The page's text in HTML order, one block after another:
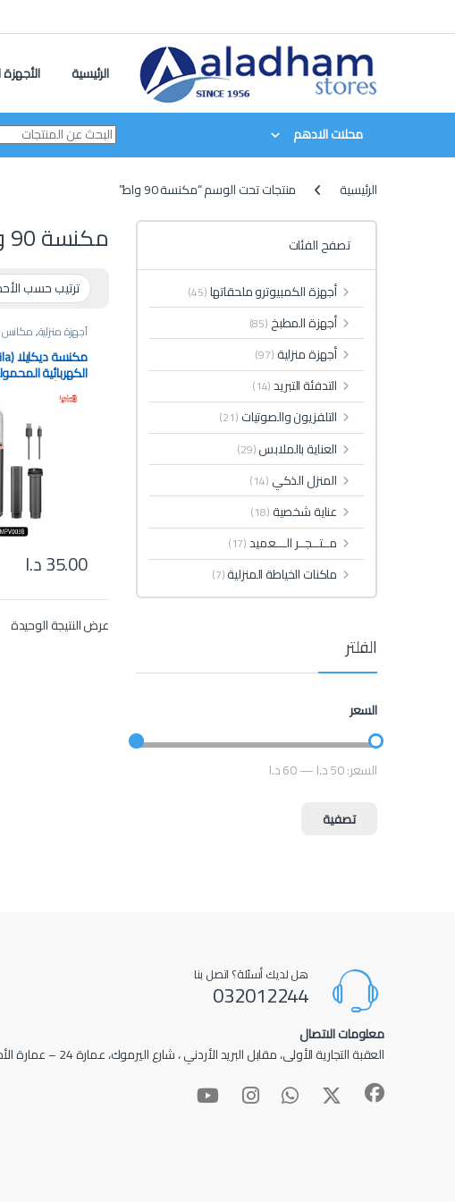
الرئيسية الأجهزة
محلات الادهم
الرئيسية منتجات تحت الوسم “مكنسة 90 واط”
مكنسة 90 واط
أجهزة منزلية,مكانس
واط – أسود | CMPV003B
35.00د.ا
عرض النتيجة الوحيدة
تصفح الفئات
أجهزة الكمبيوترو ملحقاتها(45)
أجهزة المطبخ (85)
أجهزة منزلية(97)
التدفئة التبريد(14)
التلفزيون والصوتيات (21)
العناية بالملابس(29)
المنزل الذكي (14)
عناية شخصية(18)
مــتــجــر الـــعميد(17)
ماكنات الخياطة المنزلية(7)
الفلتر
السعر
أدنى سعر
أعلى سعر
تصفية
السعر:50 د.ا —60 د.ا
هل لديك أسئلة؟ اتصل بنا
032012244
معلومات الاتصال
العقبة التجارية الأولى، مقابل البريد الأردني ، شارع اليرموك، عمارة 24 – عمارة الأدهم